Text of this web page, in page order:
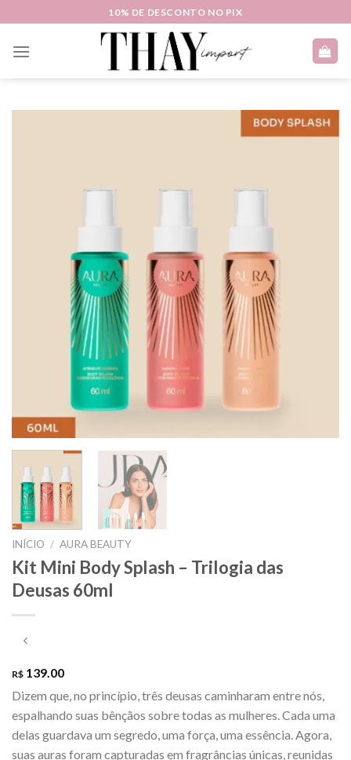
to
content
10% DE DESCONTO NO PIX
INÍCIO / AURA BEAUTY
Kit Mini Body Splash – Trilogia das
Deusas 60ml
R$ 139.00
Dizem que, no princípio, três deusas caminharam entre nós,
espalhando suas bênçãos sobre todas as mulheres. Cada uma
delas guardava um segredo, uma força, uma essência. Agora,
suas auras foram capturadas em fragrâncias únicas, reunidas